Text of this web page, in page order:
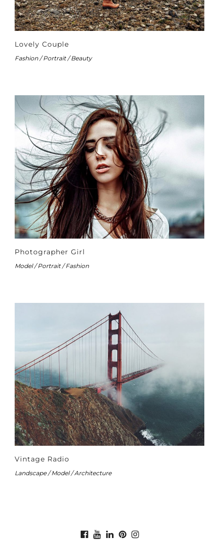
Lovely Couple
Fashion / Portrait / Beauty
Photographer Girl
Model / Portrait / Fashion
Vintage Radio
Landscape / Model / Architecture